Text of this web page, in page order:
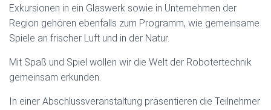
Exkursionen in ein Glaswerk sowie in Unternehmen der
Region gehören ebenfalls zum Programm, wie gemeinsame
Spiele an frischer Luft und in der Natur.
Mit Spaß und Spiel wollen wir die Welt der Robotertechnik
gemeinsam erkunden.
In einer Abschlussveranstaltung präsentieren die Teilnehmer